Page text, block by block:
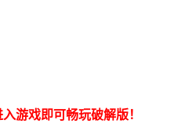
游戏即可畅玩破解版！